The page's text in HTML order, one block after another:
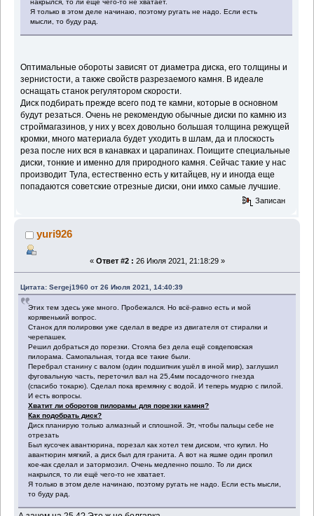
накрылся, то ли ещё чего-то не хватает.
Я только в этом деле начинаю, поэтому ругать не надо. Если есть
мысли, то буду рад.
Оптимальные обороты зависят от диаметра диска, его толщины и
зернистости, а также свойств разрезаемого камня. В идеале
оснащать станок регулятором скорости.
Диск подбирать прежде всего под те камни, которые в основном
будут резаться. Очень не рекомендую обычные диски по камню из
строймагазинов, у них у всех довольно большая толщина режущей
кромки, много материала будет уходить в шлам, да и плоскость
реза после них вся в канавках и царапинах. Поищите специальные
диски, тонкие и именно для природного камня. Сейчас такие у нас
производит Тула, естественно есть у китайцев, ну и иногда еще
попадаются советские отрезные диски, они имхо самые лучшие.
Записан
yuri926
« Ответ #2 : 26 Июля 2021, 21:18:29 »
Цитата: Sergej1960 от 26 Июля 2021, 14:40:39
Этих тем здесь уже много. Пробежался. Но всё-равно есть и мой
корявенький вопрос.
Станок для полировки уже сделал в ведре из двигателя от стиралки и
черепашек.
Решил добраться до порезки. Стояла без дела ещё совдеповская
пилорама. Самопальная, тогда все такие были.
Перебрал станину с валом (один подшипник ушёл в иной мир), заглушил
фуговальную часть, переточил вал на 25,4мм посадочного гнезда
(спасибо токарю). Сделал пока времянку с водой. И теперь мудрю с пилой.
И есть вопросы.
Хватит ли оборотов пилорамы для порезки камня?
Как подобрать диск?
Диск планирую только алмазный и сплошной. Эт, чтобы пальцы себе не
отрезать
Был кусочек авантюрина, порезал как хотел тем диском, что купил. Но
авантюрин мягкий, а диск был для гранита. А вот на яшме один пропил
кое-как сделал и затормозил. Очень медленно пошло. То ли диск
накрылся, то ли ещё чего-то не хватает.
Я только в этом деле начинаю, поэтому ругать не надо. Если есть мысли,
то буду рад.